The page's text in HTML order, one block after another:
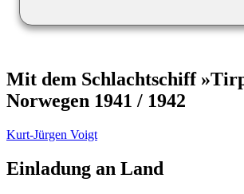
Mit dem Schlachtschiff
Norwegen 1941 / 1942
Kurt-Jürgen Voigt
Einladung an Land